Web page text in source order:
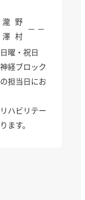
瀧
澤
野
村
－ －
曜・祝日
経ブロック
担当日にお
ハビリテー
ます。